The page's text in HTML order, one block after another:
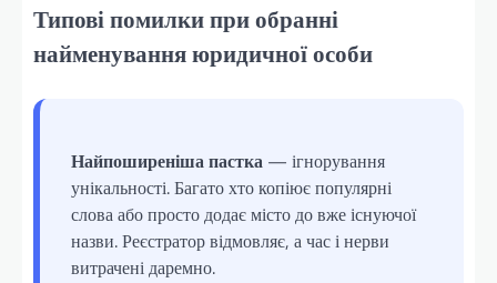
Типові помилки при обранні
найменування юридичної особи
Найпоширеніша пастка — ігнорування
унікальності. Багато хто копіює популярні
слова або просто додає місто до вже існуючої
назви. Реєстратор відмовляє, а час і нерви
витрачені даремно.